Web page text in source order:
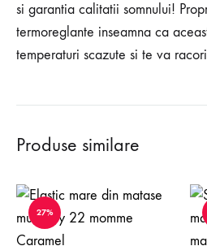
si garantia calitatii somnului!
termoreglante inseamna ca
temperaturi scazute si te va
Produse similare
27%